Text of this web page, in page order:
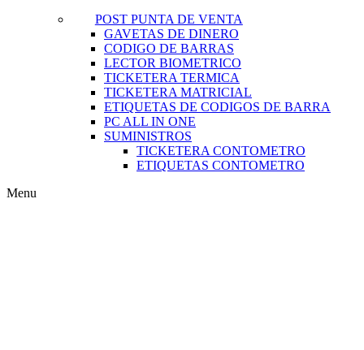
POST PUNTA DE VENTA
GAVETAS DE DINERO
CODIGO DE BARRAS
LECTOR BIOMETRICO
TICKETERA TERMICA
TICKETERA MATRICIAL
ETIQUETAS DE CODIGOS DE BARRA
PC ALL IN ONE
SUMINISTROS
TICKETERA CONTOMETRO
ETIQUETAS CONTOMETRO
Menu